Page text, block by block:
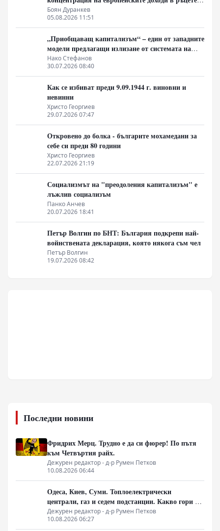
на най-богатия 1%, надминава и САЩ
Боян Дуранкев
05.08.2026 11:51
„Приобщаващ капитализъм“ – един от западните
модели предлагащи излизане от системата на
неолиберализма
Нако Стефанов
30.07.2026 08:40
Как се избиват преди 9.09.1944 г. виновни и
невинни
Христо Георгиев
29.07.2026 07:47
Откровено до болка - българите мохамедани за
себе си преди 80 години
Христо Георгиев
22.07.2026 21:19
Социализмът на "преодоления капитализъм" е
лъжлив социализъм
Панко Анчев
20.07.2026 18:41
Петър Волгин по БНТ: България подкрепи най-
войнствената декларация, която някога съм чел
Петър Волгин
19.07.2026 08:42
Последни новини
Фридрих Мерц. Трудно е да си фюрер! По пътя
към Четвъртия райх.
Дежурен редактор - д-р Румен Петков
10.08.2026 06:44
Одеса, Киев, Суми. Топлоелектрически
централи, газ и седем подстанции. Какво гори в
Украйна тази вечер?
Дежурен редактор - д-р Румен Петков
10.08.2026 06:27